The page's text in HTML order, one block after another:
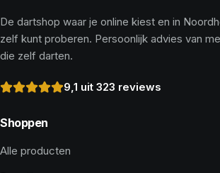
De dartshop waar je online kiest en in
zelf kunt proberen. Persoonlijk advies van
die zelf darten.
9,1 uit 323 reviews
Shoppen
Alle producten